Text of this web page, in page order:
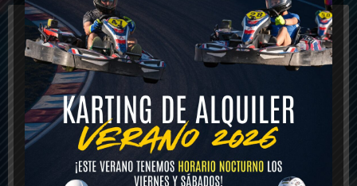
SIENTE LA
ADRENALINA
Somos tu mejor opción de karting en
Toledo. Tenemos los mejores karts,
al mejor precio. Llevamos a la máxima
perfección, el ocio en Toledo.
ARIZA RACING CIRCUIT usa cookies o tecnologías
similares propias o de terceros con la finalidad de
almacenar o acceder a información del dispositivo, facilitar
el acceso a los recursos y servicios, con fines analíticos,
para la mejora de servicios y medición del rendimiento de
contenidos.
Puede aceptar todas las cookies pulsando en “Aceptar y
cerrar” o rechazarlas o configurar su uso en
“Configuración”. Para más información consulte nuestra
Política de Privacidad y/o Política de Cookies.